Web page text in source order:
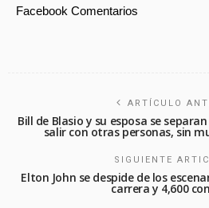
Facebook Comentarios
ARTÍCULO
Bill de Blasio y su esposa se
salir con otras personas, sin
SIGUIENTE
Elton John se despide de los
carrera y 4,600